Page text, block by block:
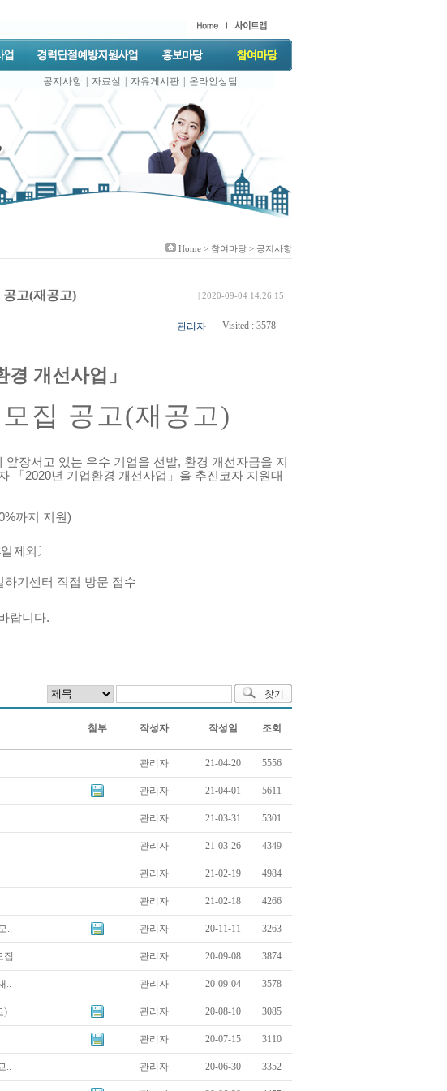
공지사항 자료실 자유게시판 온라인상담
Home > 참여마당 > 공지사항
공고(재공고) | 2020-09-04 14:26:15
관리자 Visited : 3578
경 개선사업 」
집 공고(재공고)
앞장서고 있는 우수 기업을 선발, 환경 개선자금을 지
「2020년 기업환경 개선사업」을 추진코자 지원대
까지 지원)
제외 〕
기센터 직접 방문 접수
랍니다.
첨부 작성자 작성일 조회
관리자 21-04-20 5556
관리자 21-04-01 5611
관리자 21-03-31 5301
관리자 21-03-26 4349
관리자 21-02-19 4984
관리자 21-02-18 4266
.. 관리자 20-11-11 3263
집 관리자 20-09-08 3874
.. 관리자 20-09-04 3578
) 관리자 20-08-10 3085
관리자 20-07-15 3110
.. 관리자 20-06-30 3352